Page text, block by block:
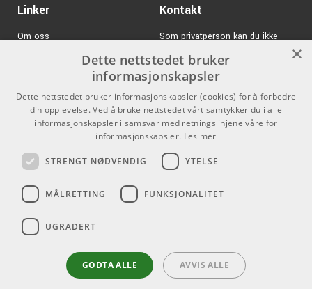
Linker
Om oss
GDPR & Cookies
Kontakt
Som privatperson kan du ikke
kjøpe på denne nettsiden, alt salg
skjer gjennom våre forhandlere.
info@emnordic.no
×
Dette nettstedet bruker
informasjonskapsler
Dette nettstedet bruker informasjonskapsler (cookies) for å forbedre
din opplevelse. Ved å bruke nettstedet vårt samtykker du i alle
informasjonskapsler i samsvar med retningslinjene våre for
informasjonskapsler. Les mer
STRENGT NØDVENDIG YTELSE
MÅLRETTING FUNKSJONALITET
UGRADERT
GODTA ALLE AVVIS ALLE